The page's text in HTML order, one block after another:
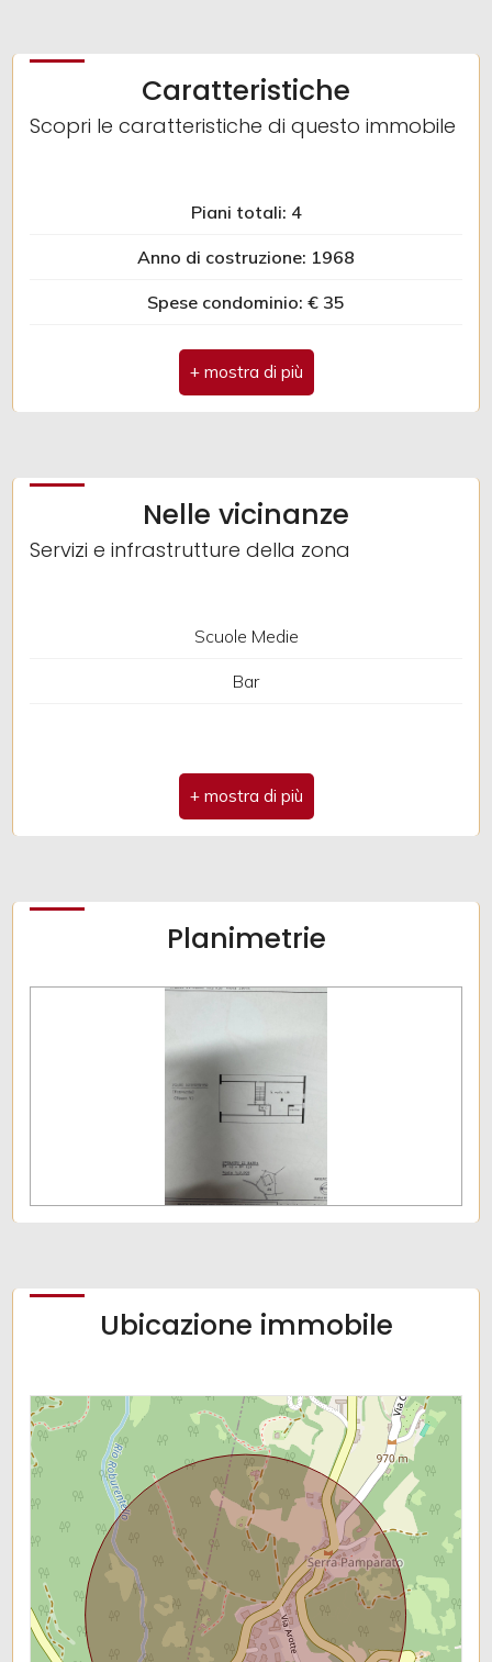
Caratteristiche
Scopri le caratteristiche di questo immobile
Piani totali: 4
Anno di costruzione: 1968
Spese condominio: € 35
Antenna Tv: Condominiale
Tv SAT: Condominiale
Ubicazione: Montagna
Nelle vicinanze
Servizi e infrastrutture della zona
Scuole Medie
Bar
Planimetrie
Ubicazione immobile